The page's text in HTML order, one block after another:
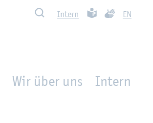
Such­ben In­tern Leich­te Spra­che
EN
Wir über uns In­tern